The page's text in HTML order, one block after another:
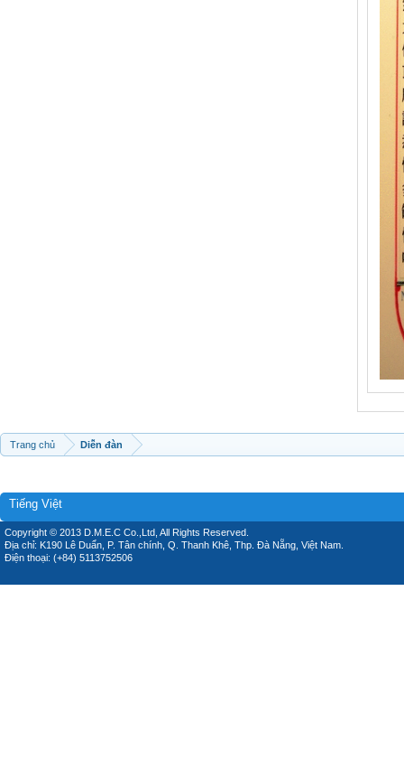
Trang chủ Diễn đàn
Tiếng Việt
Copyright © 2013 D.M.E.C Co.,Ltd, All Rights Reserved.
Địa chỉ: K190 Lê Duẩn, P. Tân chính, Q. Thanh Khê, Thp. Đà Nẵng, Việt Nam.
Điện thoại: (+84) 5113752506